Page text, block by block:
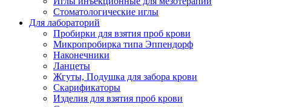
Стоматологические иглы
Для лабораторий
Пробирки для взятия проб крови
Микропробирка типа Эппендорф
Наконечники
Ланцеты
Жгуты, Подушка для забора крови
Скарификаторы
Изделия для взятия проб крови